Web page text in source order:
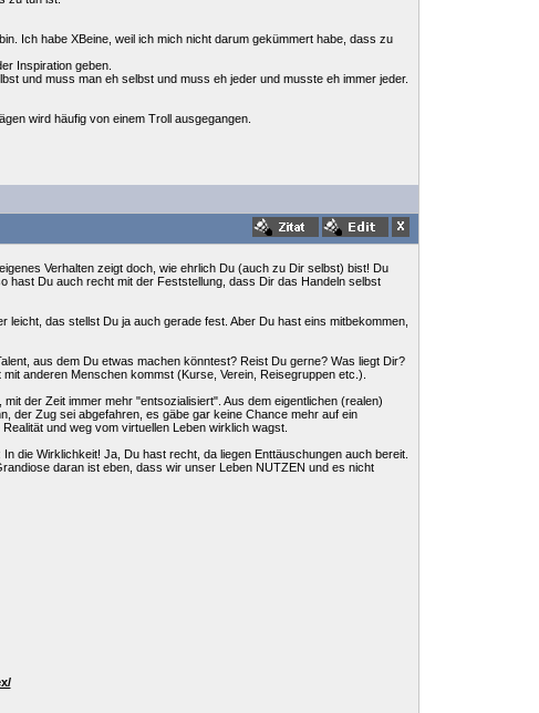
Ich habe XBeine, weil ich mich nicht darum gekümmert habe, dass zu
Inspiration geben.
und muss man eh selbst und muss eh jeder und musste eh immer jeder.
wird häufig von einem Troll ausgegangen.
Verhalten zeigt doch, wie ehrlich Du (auch zu Dir selbst) bist! Du
hast Du auch recht mit der Feststellung, dass Dir das Handeln selbst
das stellst Du ja auch gerade fest. Aber Du hast eins mitbekommen,
aus dem Du etwas machen könntest? Reist Du gerne? Was liegt Dir?
anderen Menschen kommst (Kurse, Verein, Reisegruppen etc.).
der Zeit immer mehr "entsozialisiert". Aus dem eigentlichen (realen)
der Zug sei abgefahren, es gäbe gar keine Chance mehr auf ein
und weg vom virtuellen Leben wirklich wagst.
die Wirklichkeit! Ja, Du hast recht, da liegen Enttäuschungen auch bereit.
daran ist eben, dass wir unser Leben NUTZEN und es nicht